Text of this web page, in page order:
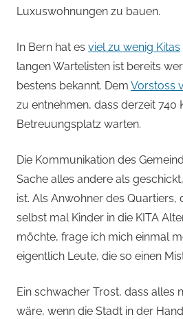
Luxuswohnungen zu bauen.
In Bern hat es viel zu wenig Kitas
langen Wartelisten ist bereits
bestens bekannt. Dem Vorstoss
zu entnehmen, dass derzeit 740
Betreuungsplatz warten.
Die Kommunikation des
Sache alles andere als
ist. Als Anwohner des Quartiers,
selbst mal Kinder in die KITA
möchte, frage ich mich einmal
eigentlich Leute, die so einen
Ein schwacher Trost, dass alles
wäre, wenn die Stadt in der